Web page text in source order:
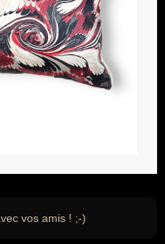
vos amis ! ;-)